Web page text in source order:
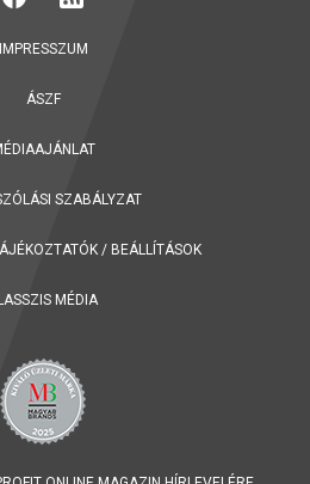
IMPRESSZUM
ÁSZF
SZABÁLYZAT
/ BEÁLLÍTÁSOK
MÉDIA